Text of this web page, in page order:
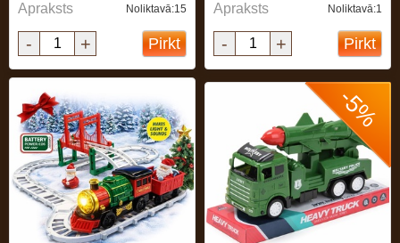
Apraksts Noliktavā:15
- + Pirkt
Apraksts Noliktavā:1
- + Pirkt
-5%